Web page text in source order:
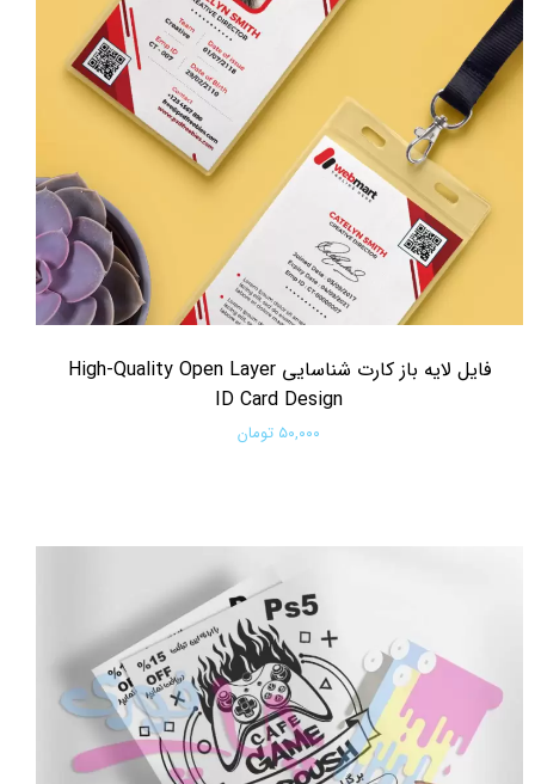
فایل لایه باز کارت شناسایی High-Quality Open Layer
ID Card Design
۵۰,۰۰۰ تومان